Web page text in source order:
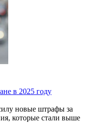
в 2025 году
новые штрафы за
которые стали выше